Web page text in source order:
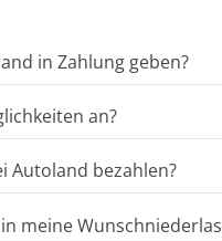
in Zahlung geben?
an?
Autoland bezahlen?
meine